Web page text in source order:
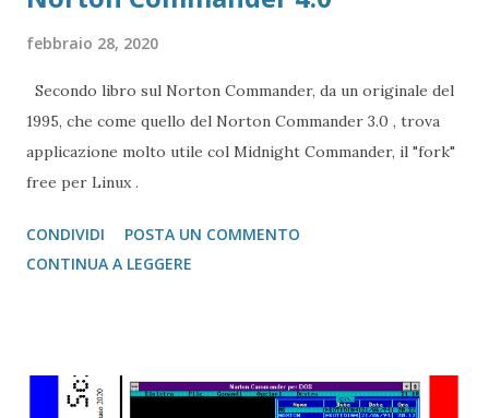
febbraio 28, 2020
Secondo libro sul Norton Commander, da un originale del
1995, che come quello del Norton Commander 3.0 , trova
applicazione molto utile col Midnight Commander, il "fork"
free per Linux .
CONDIVIDI
POSTA UN COMMENTO
CONTINUA A LEGGERE